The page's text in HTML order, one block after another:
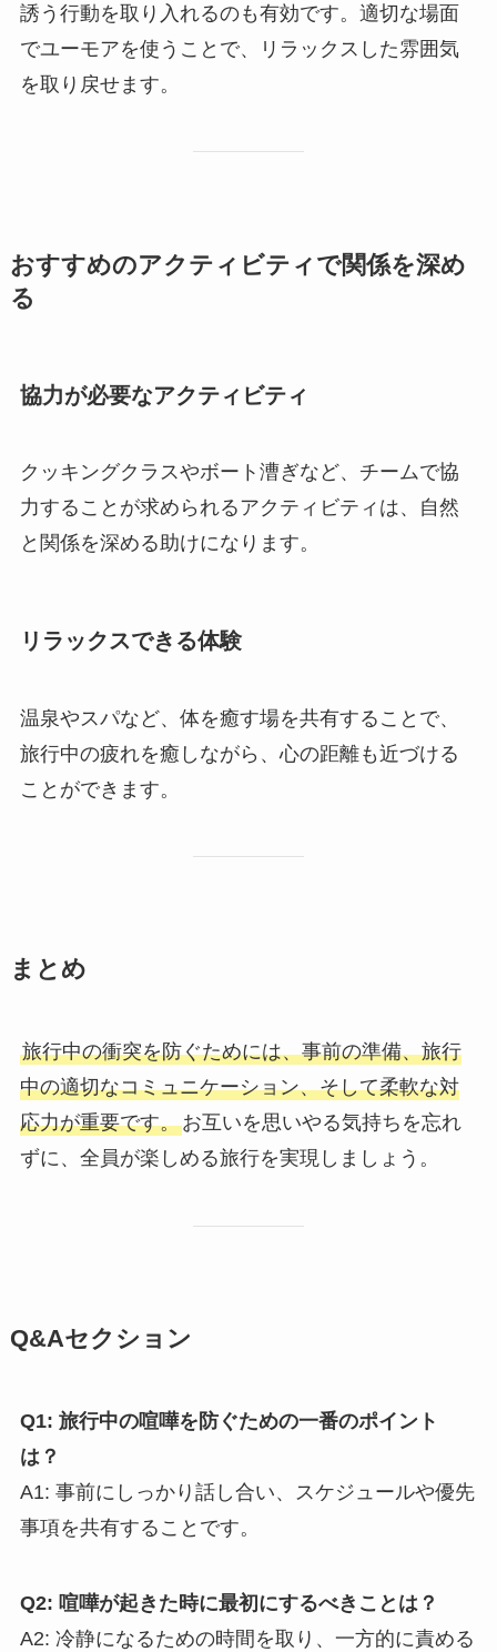
誘う行動を取り入れるのも有効です。適切な場面
でユーモアを使うことで、リラックスした雰囲気
を取り戻せます。
おすすめのアクティビティで関係を深め
る
協力が必要なアクティビティ
クッキングクラスやボート漕ぎなど、チームで協
力することが求められるアクティビティは、自然
と関係を深める助けになります。
リラックスできる体験
温泉やスパなど、体を癒す場を共有することで、
旅行中の疲れを癒しながら、心の距離も近づける
ことができます。
まとめ
旅行中の衝突を防ぐためには、事前の準備、旅行
中の適切なコミュニケーション、そして柔軟な対
応力が重要です。お互いを思いやる気持ちを忘れ
ずに、全員が楽しめる旅行を実現しましょう。
Q&Aセクション
Q1: 旅行中の喧嘩を防ぐための一番のポイント
は？
A1: 事前にしっかり話し合い、スケジュールや優先
事項を共有することです。
Q2: 喧嘩が起きた時に最初にするべきことは？
A2: 冷静になるための時間を取り、一方的に責める